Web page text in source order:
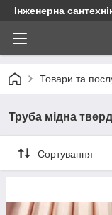
Інженерна
Товари та
Труба мідна
Сортування